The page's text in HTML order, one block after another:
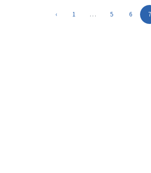
‹ 1 … 5 6 7